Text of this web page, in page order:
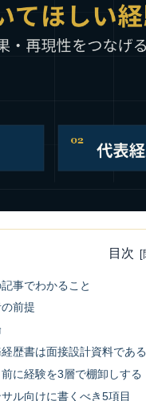
目次
記事でわかること
前提
歴書は面接設計資料である
に経験を3層で棚卸しする
サル向けに書くべき5項目